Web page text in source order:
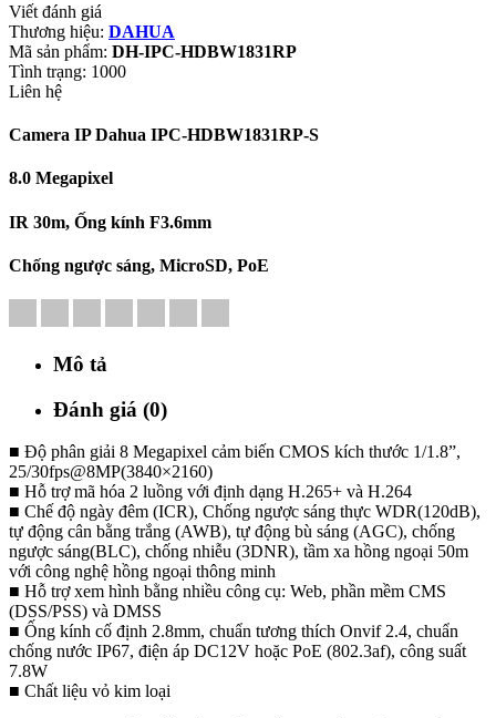
Viết đánh giá
Thương hiệu: DAHUA
Mã sản phẩm: DH-IPC-HDBW1831RP
Tình trạng: 1000
Liên hệ
Camera IP Dahua IPC-HDBW1831RP-S
8.0 Megapixel
IR 30m, Ống kính F3.6mm
Chống ngược sáng, MicroSD, PoE
Mô tả
Đánh giá (0)
■ Độ phân giải 8 Megapixel cảm biến CMOS kích thước 1/1.8”,
25/30fps@8MP(3840×2160)
■ Hỗ trợ mã hóa 2 luồng với định dạng H.265+ và H.264
■ Chế độ ngày đêm (ICR), Chống ngược sáng thực WDR(120dB),
tự động cân bằng trắng (AWB), tự động bù sáng (AGC), chống
ngược sáng(BLC), chống nhiễu (3DNR), tầm xa hồng ngoại 50m
với công nghệ hồng ngoại thông minh
■ Hỗ trợ xem hình bằng nhiều công cụ: Web, phần mềm CMS
(DSS/PSS) và DMSS
■ Ống kính cố định 2.8mm, chuẩn tương thích Onvif 2.4, chuẩn
chống nước IP67, điện áp DC12V hoặc PoE (802.3af), công suất
7.8W
■ Chất liệu vỏ kim loại